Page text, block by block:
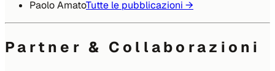
Paolo AmatoTutte le pubblicazioni →
Partner & Collaborazioni